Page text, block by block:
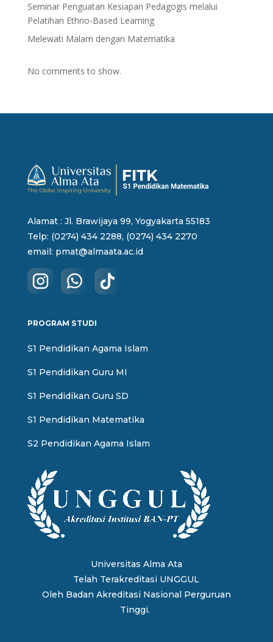
Seminar Penguatan Kesiapan Pedagogis melalui
Pelatihan Ethno-Based Learning
Melewati Malam dengan Matematika
No comments to show.
Alamat : Jl. Brawijaya 99, Yogyakarta 55183
Telp: (0274) 434 2288, (0274) 434 2270
email: pmat@almaata.ac.id
PROGRAM STUDI
S1 Pendidikan Agama Islam
S1 Pendidikan Guru MI
S1 Pendidikan Guru SD
S1 Pendidikan Matematika
S2 Pendidikan Agama Islam
Universitas Alma Ata
Telah Terakreditasi UNGGUL
Oleh Badan Akreditasi Nasional Perguruan
Tinggi.